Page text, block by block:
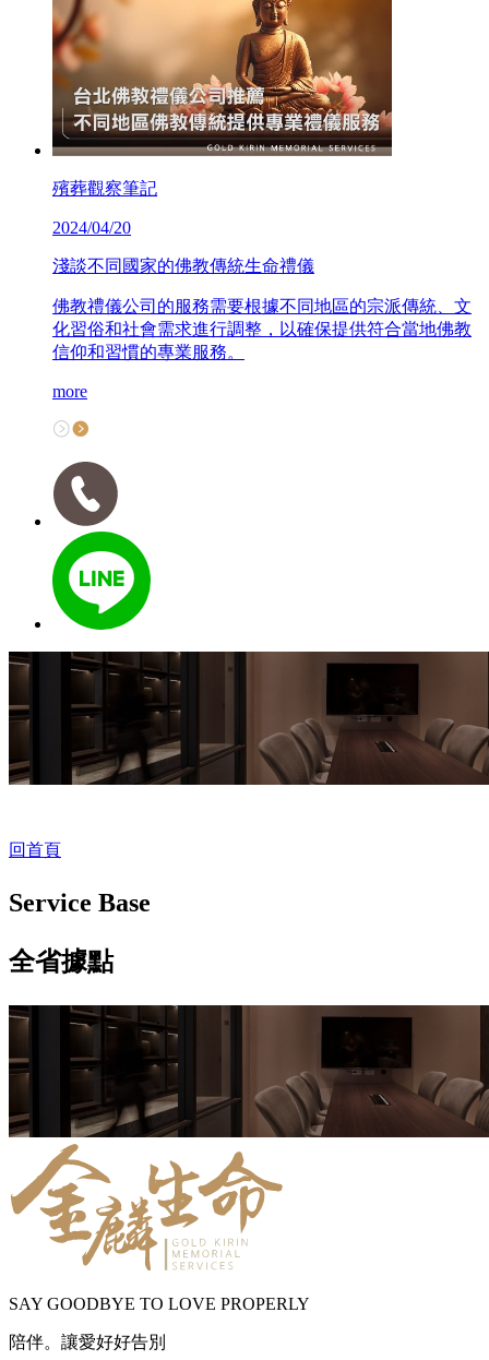
殯葬觀察筆記
2024/04/20
淺談不同國家的佛教傳統生命禮儀
佛教禮儀公司的服務需要根據不同地區的宗派傳統、文
化習俗和社會需求進行調整，以確保提供符合當地佛教
信仰和習慣的專業服務。
more
回首頁
Service Base
全省據點
SAY GOODBYE TO LOVE PROPERLY
陪伴。讓愛好好告別